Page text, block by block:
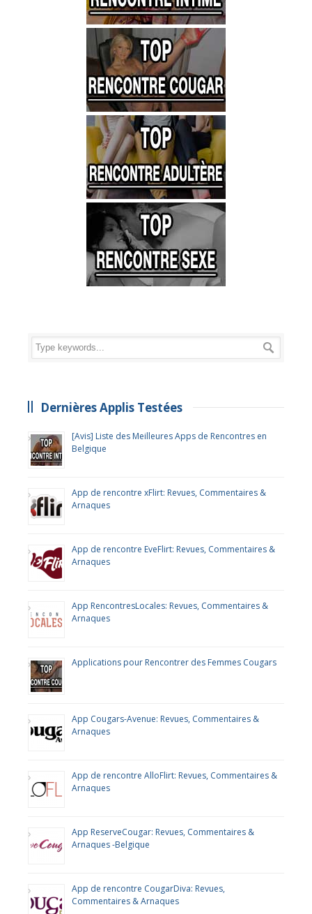
Dernières Applis Testées
[Avis] Liste des Meilleures Apps de Rencontres en
Belgique
App de rencontre xFlirt: Revues, Commentaires &
Arnaques
App de rencontre EveFlirt: Revues, Commentaires &
Arnaques
App RencontresLocales: Revues, Commentaires &
Arnaques
Applications pour Rencontrer des Femmes Cougars
App Cougars-Avenue: Revues, Commentaires &
Arnaques
App de rencontre AlloFlirt: Revues, Commentaires &
Arnaques
App ReserveCougar: Revues, Commentaires &
Arnaques -Belgique
App de rencontre CougarDiva: Revues,
Commentaires & Arnaques